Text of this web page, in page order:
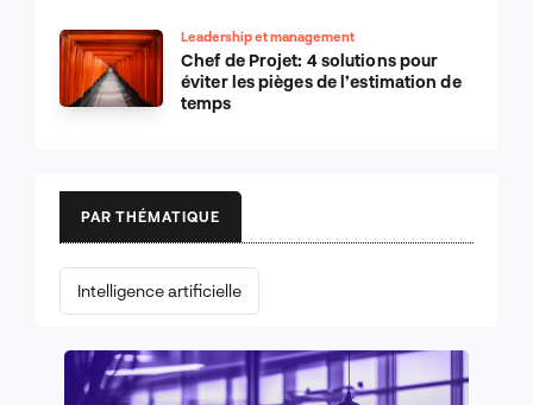
Leadership et management
Chef de Projet: 4 solutions pour
éviter les pièges de l’estimation de
temps
PAR THÉMATIQUE
Intelligence artificielle